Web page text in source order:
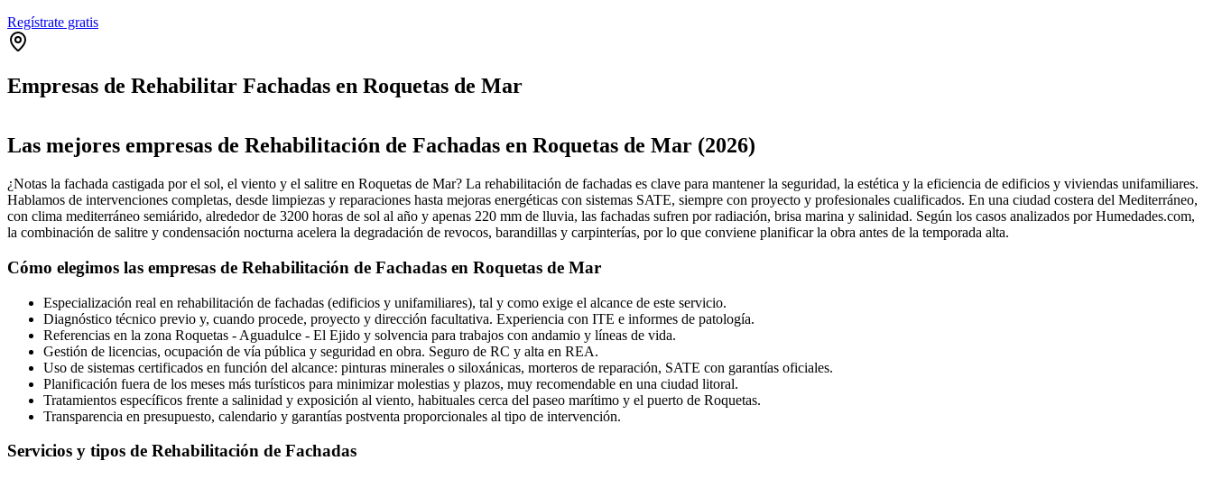
Regístrate gratis
Empresas de Rehabilitar Fachadas en Roquetas de Mar
+
Las mejores empresas de Rehabilitación de Fachadas en Roquetas de Mar (2026)
¿Notas la fachada castigada por el sol, el viento y el salitre en Roquetas de Mar? La rehabilitación de fachadas es clave para mantener la seguridad, la estética y la eficiencia de edificios y viviendas unifamiliares.
Hablamos de intervenciones completas, desde limpiezas y reparaciones hasta mejoras energéticas con sistemas SATE, siempre con proyecto y profesionales cualificados. En una ciudad costera del Mediterráneo,
con clima mediterráneo semiárido, alrededor de 3200 horas de sol al año y apenas 220 mm de lluvia, las fachadas sufren por radiación, brisa marina y salinidad. Según los casos analizados por Humedades.com,
la combinación de salitre y condensación nocturna acelera la degradación de revocos, barandillas y carpinterías, por lo que conviene planificar la obra antes de la temporada alta.
Cómo elegimos las empresas de Rehabilitación de Fachadas en Roquetas de Mar
Especialización real en rehabilitación de fachadas (edificios y unifamiliares), tal y como exige el alcance de este servicio.
Diagnóstico técnico previo y, cuando procede, proyecto y dirección facultativa. Experiencia con ITE e informes de patología.
Referencias en la zona Roquetas - Aguadulce - El Ejido y solvencia para trabajos con andamio y líneas de vida.
Gestión de licencias, ocupación de vía pública y seguridad en obra. Seguro de RC y alta en REA.
Uso de sistemas certificados en función del alcance: pinturas minerales o siloxánicas, morteros de reparación, SATE con garantías oficiales.
Planificación fuera de los meses más turísticos para minimizar molestias y plazos, muy recomendable en una ciudad litoral.
Tratamientos específicos frente a salinidad y exposición al viento, habituales cerca del paseo marítimo y el puerto de Roquetas.
Transparencia en presupuesto, calendario y garantías postventa proporcionales al tipo de intervención.
Servicios y tipos de Rehabilitación de Fachadas